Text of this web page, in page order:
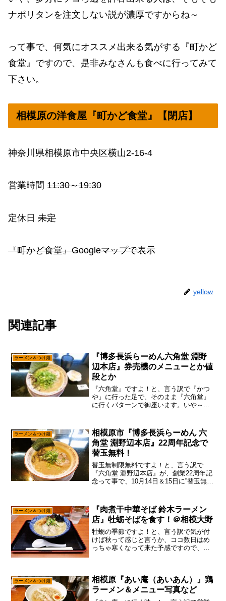
ナポリタンを注文しない説が濃厚ですからね～
って事で、何気にオススメ出来る気がする『町かど
食堂』ですので、是非みなさんも食べに行ってみて
下さい。
相模原の洋食屋『町かど食堂』【閉店】
神奈川県相模原市中央区横山2-16-4
営業時間 11:30～19:30
定休日 未定
『町かど食堂』Googleマップで表示
yellow
関連記事
ラーメン＆つけ麺
『博多長浜らーめん六角堂 淵野
辺本店』券売機のメニューとか値
段とか
『六角堂』ですよ！と、言う訳で『かつ
や』に行った足で、そのまま『六角堂』
に行くパターンで御座います。いや～、
に『六角堂』に寄るって事も、無くなっ
ちゃいましたからね～ま、...
ラーメン＆つけ麺
相模原市『博多長浜らーめん 六
角堂 淵野辺本店』22周年記念で
替玉無料！
替玉無制限無料ですよ！と、言う訳で
『六角堂 淵野辺本店』が、創業22周年記
念って事で、10月14日＆15日に”替玉無
の『六角堂 淵野辺本店』も、気が付けば
22周年です...
ラーメン＆つけ麺
『肉煮干中華そば 鈴木ラーメン
店』牡蛎そばを食す！＠相模大野
牡蛎の季節ですよ！と、言う訳で気が付
けば秋って感じと言うか、ココ数日はめ
っちゃ寒くなって来た予感ですので、あ
人はメッチャ好きなモノで...
ラーメン＆つけ麺
相模原『あい庵（あいあん）』鶏
ラーメン＆メニュー写真など